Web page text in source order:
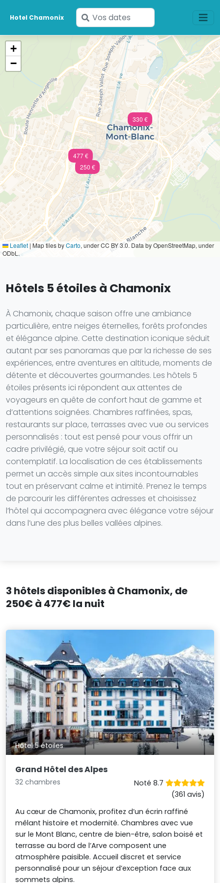
Hotel Chamonix
Saisissez
vos
dates
250 €
330 €
477 €
+
−
Leaflet | Map tiles byCarto, under CC BY 3.0. Data by OpenStreetMap, under
ODbL.
Hôtels 5 étoiles à Chamonix
À Chamonix, chaque saison offre une ambiance
particulière, entre neiges éternelles, forêts profondes
et élégance alpine. Cette destination iconique séduit
autant par ses panoramas que par la richesse de ses
expériences, entre aventures en altitude, moments de
détente et découvertes gourmandes. Les hôtels 5
étoiles présents ici répondent aux attentes de
voyageurs en quête de confort haut de gamme et
d’attentions soignées. Chambres raffinées, spas,
restaurants sur place, terrasses avec vue ou services
personnalisés : tout est pensé pour vous offrir un
cadre privilégié, que votre séjour soit actif ou
contemplatif. La localisation de ces établissements
permet un accès simple aux sites incontournables
tout en préservant calme et intimité. Prenez le temps
de parcourir les différentes adresses et choisissez
l’hôtel qui accompagnera avec élégance votre séjour
dans l’une des plus belles vallées alpines.
3 hôtels disponibles à Chamonix, de
250€ à 477€ la nuit
Hôtel 5 étoiles
Grand Hôtel des Alpes
32 chambres
Noté 8.7
(361 avis)
Au cœur de Chamonix, profitez d’un écrin raffiné
mêlant histoire et modernité. Chambres avec vue
sur le Mont Blanc, centre de bien-être, salon boisé et
terrasse au bord de l’Arve composent une
atmosphère paisible. Accueil discret et service
personnalisé pour un séjour d’exception face aux
sommets alpins.